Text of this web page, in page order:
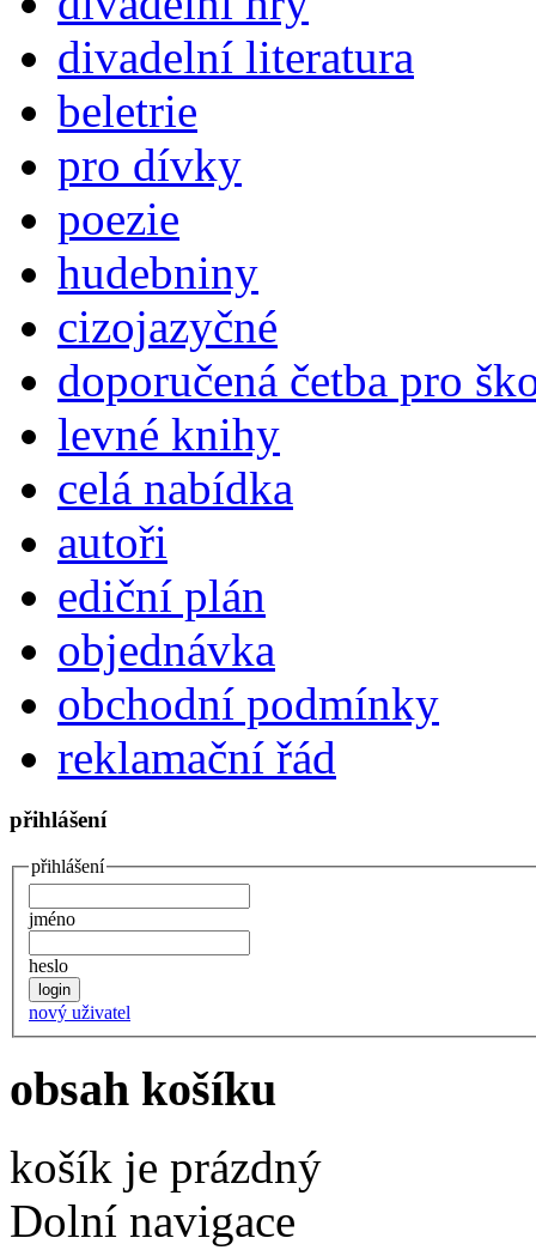
divadelní literatura
beletrie
pro dívky
poezie
hudebniny
cizojazyčné
doporučená četba pro
levné knihy
celá nabídka
autoři
ediční plán
objednávka
obchodní podmínky
reklamační řád
přihlášení
přihlášení
jméno
heslo
nový uživatel
obsah košíku
košík je prázdný
Dolní navigace